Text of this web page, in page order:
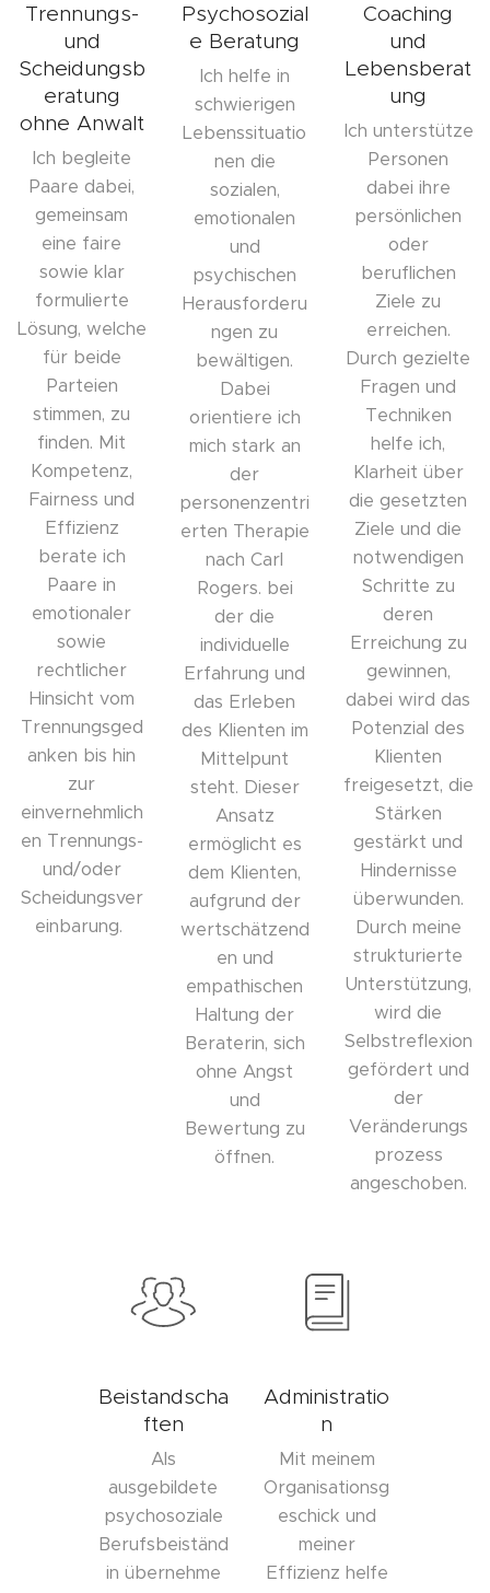
Trennungs-
und
Scheidungsb
eratung
ohne Anwalt
Ich begleite
Paare dabei,
gemeinsam
eine faire
sowie klar
formulierte
Lösung, welche
für beide
Parteien
stimmen, zu
finden. Mit
Kompetenz,
Fairness und
Effizienz
berate ich
Paare in
emotionaler
sowie
rechtlicher
Hinsicht vom
Trennungsged
anken bis hin
zur
einvernehmlich
en Trennungs-
und/oder
Scheidungsver
einbarung.
Psychosozial
e Beratung
Ich helfe in
schwierigen
Lebenssituatio
nen die
sozialen,
emotionalen
und
psychischen
Herausforderu
ngen zu
bewältigen.
Dabei
orientiere ich
mich stark an
der
personenzentri
erten Therapie
nach Carl
Rogers. bei
der die
individuelle
Erfahrung und
das Erleben
des Klienten im
Mittelpunt
steht. Dieser
Ansatz
ermöglicht es
dem Klienten,
aufgrund der
wertschätzend
en und
empathischen
Haltung der
Beraterin, sich
ohne Angst
und
Bewertung zu
öffnen.
Coaching
und
Lebensberat
ung
Ich unterstütze
Personen
dabei ihre
persönlichen
oder
beruflichen
Ziele zu
erreichen.
Durch gezielte
Fragen und
Techniken
helfe ich,
Klarheit über
die gesetzten
Ziele und die
notwendigen
Schritte zu
deren
Erreichung zu
gewinnen,
dabei wird das
Potenzial des
Klienten
freigesetzt, die
Stärken
gestärkt und
Hindernisse
überwunden.
Durch meine
strukturierte
Unterstützung,
wird die
Selbstreflexion
gefördert und
der
Veränderungs
prozess
angeschoben.
Beistandscha
ften
Als
ausgebildete
psychosoziale
Berufsbeiständ
in übernehme
Administratio
n
Mit meinem
Organisationsg
eschick und
meiner
Effizienz helfe